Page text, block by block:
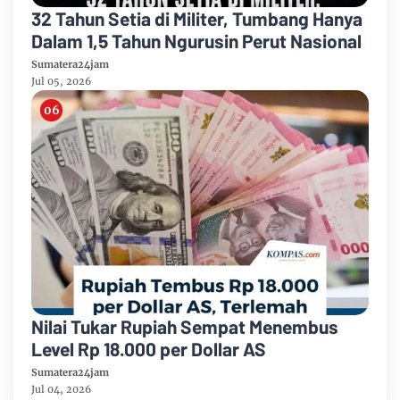
32 Tahun Setia di Militer, Tumbang Hanya
Dalam 1,5 Tahun Ngurusin Perut Nasional
Sumatera24jam
Jul 05, 2026
Nilai Tukar Rupiah Sempat Menembus
Level Rp 18.000 per Dollar AS
Sumatera24jam
Jul 04, 2026